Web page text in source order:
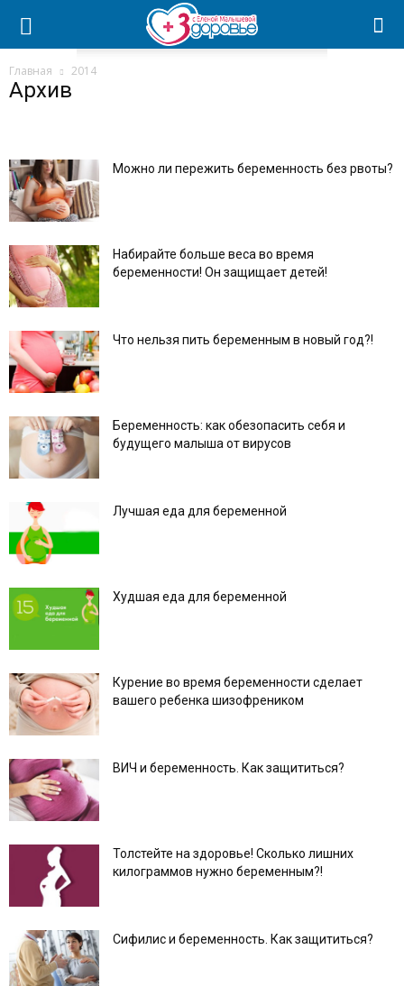
Главная 2014
Архив
Можно ли пережить беременность без рвоты?
Набирайте больше веса во время
беременности! Он защищает детей!
Что нельзя пить беременным в новый год?!
Беременность: как обезопасить себя и
будущего малыша от вирусов
Лучшая еда для беременной
Худшая еда для беременной
Курение во время беременности сделает
вашего ребенка шизофреником
ВИЧ и беременность. Как защититься?
Толстейте на здоровье! Сколько лишних
килограммов нужно беременным?!
Сифилис и беременность. Как защититься?